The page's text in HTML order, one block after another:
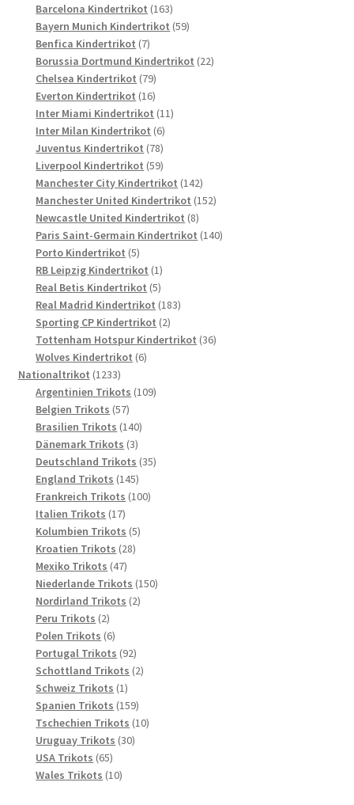
Barcelona Kindertrikot 163163
Produkte
Bayern Munich Kindertrikot 5959
Benfica Kindertrikot 77
Produkte
Borussia Dortmund Kindertrikot 2222
Chelsea Kindertrikot 7979
Produkte
Everton Kindertrikot 1616
Produkte
Inter Miami Kindertrikot 1111
Inter Milan Kindertrikot 66
Produkte
Juventus Kindertrikot 7878
Produkte
Liverpool Kindertrikot 5959
Produkte
Manchester City Kindertrikot 142142
Produkte
Manchester United Kindertrikot 152152
Newcastle United Kindertrikot 88
Produkte
Paris Saint-Germain Kindertrikot 140140
Porto Kindertrikot 55
Produkte
RB Leipzig Kindertrikot 11
Produkt
Real Betis Kindertrikot 55
Produkte
Real Madrid Kindertrikot 183183
Sporting CP Kindertrikot 22
Produkte
Tottenham Hotspur Kindertrikot 3636
Wolves Kindertrikot 66
Nationaltrikot 12331233
Produkte
Argentinien Trikots 109109
Belgien Trikots 5757
Produkte
Brasilien Trikots 140140
Dänemark Trikots 33
Produkte
Deutschland Trikots 3535
England Trikots 145145
Produkte
Frankreich Trikots 100100
Italien Trikots 1717
Produkte
Kolumbien Trikots 55
Kroatien Trikots 2828
Mexiko Trikots 4747
Produkte
Niederlande Trikots 150150
Nordirland Trikots 22
Peru Trikots 22
Produkte
Polen Trikots 66
Produkte
Portugal Trikots 9292
Produkte
Schottland Trikots 22
Schweiz Trikots 11
Produkt
Spanien Trikots 159159
Produkte
Tschechien Trikots 1010
Uruguay Trikots 3030
USA Trikots 6565
Produkte
Wales Trikots 1010